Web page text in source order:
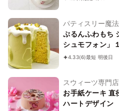
パティスリー魔
ぷるんふわもち
シュモフォン」
日 デコレーショ
4.33(6)最短 明後日
スウィーツ専門
お手紙ケーキ 直
ハートデザイン